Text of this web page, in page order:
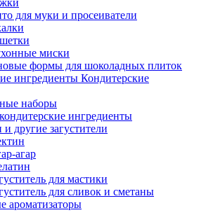
для муки и просеиватели
миски
формы для шоколадных плиток
Кондитерские
наборы
ингредиенты
другие загустители
агар
для мастики
для сливок и сметаны
ароматизаторы